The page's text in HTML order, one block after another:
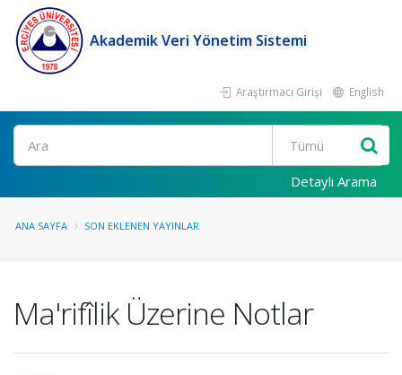
Akademik Veri Yönetim Sistemi
Araştırmacı Girişi English
Ara
Detaylı Arama
ANA SAYFA SON EKLENEN YAYINLAR
Ma'rifîlik Üzerine Notlar